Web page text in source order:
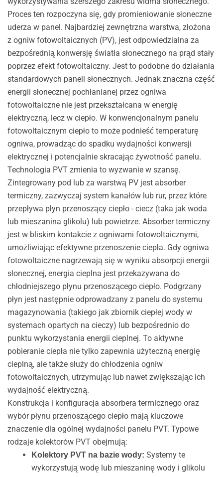
Proces ten rozpoczyna się, gdy promieniowanie słoneczne
uderza w panel. Najbardziej zewnętrzna warstwa, złożona
z ogniw fotowoltaicznych (PV), jest odpowiedzialna za
bezpośrednią konwersję światła słonecznego na prąd stały
poprzez efekt fotowoltaiczny. Jest to podobne do działania
standardowych paneli słonecznych. Jednak znaczna część
energii słonecznej pochłanianej przez ogniwa
fotowoltaiczne nie jest przekształcana w energię
elektryczną, lecz w ciepło. W konwencjonalnym panelu
fotowoltaicznym ciepło to może podnieść temperaturę
ogniwa, prowadząc do spadku wydajności konwersji
elektrycznej i potencjalnie skracając żywotność panelu.
Technologia PVT zmienia to wyzwanie w szansę.
Zintegrowany pod lub za warstwą PV jest absorber
termiczny, zazwyczaj system kanałów lub rur, przez które
przepływa płyn przenoszący ciepło - ciecz (taka jak woda
lub mieszanina glikolu) lub powietrze. Absorber termiczny
jest w bliskim kontakcie z ogniwami fotowoltaicznymi,
umożliwiając efektywne przenoszenie ciepła. Gdy ogniwa
fotowoltaiczne nagrzewają się w wyniku absorpcji energii
słonecznej, energia cieplna jest przekazywana do
chłodniejszego płynu przenoszącego ciepło. Podgrzany
płyn jest następnie odprowadzany z panelu do systemu
magazynowania (takiego jak zbiornik ciepłej wody w
systemach opartych na cieczy) lub bezpośrednio do
punktu wykorzystania energii cieplnej. To aktywne
pobieranie ciepła nie tylko zapewnia użyteczną energię
cieplną, ale także służy do chłodzenia ogniw
fotowoltaicznych, utrzymując lub nawet zwiększając ich
wydajność elektryczną.
Konstrukcja i konfiguracja absorbera termicznego oraz
wybór płynu przenoszącego ciepło mają kluczowe
znaczenie dla ogólnej wydajności panelu PVT. Typowe
rodzaje kolektorów PVT obejmują:
Kolektory PVT na bazie wody: Systemy te
wykorzystują wodę lub mieszaninę wody i glikolu